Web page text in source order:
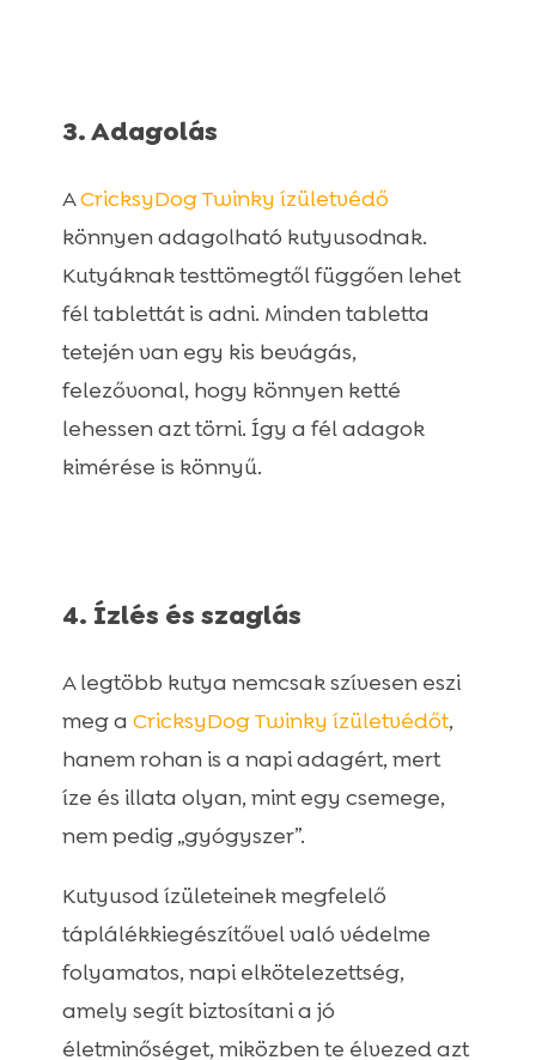
3. Adagolás
ACricksyDog Twinky ízületvédő
könnyen adagolható kutyusodnak.
Kutyáknak testtömegtől függően lehet
fél tablettát is adni. Minden tabletta
tetején van egy kis bevágás,
felezővonal, hogy könnyen ketté
lehessen azt törni. Így a fél adagok
kimérése is könnyű.
4. Ízlés és szaglás
A legtöbb kutya nemcsak szívesen eszi
meg a CricksyDog Twinky ízületvédőt,
hanem rohan is a napi adagért, mert
íze és illata olyan, mint egy csemege,
nem pedig „gyógyszer”.
Kutyusod ízületeinek megfelelő
táplálékkiegészítővel való védelme
folyamatos, napi elkötelezettség,
amely segít biztosítani a jó
életminőséget, miközben te élvezed azt